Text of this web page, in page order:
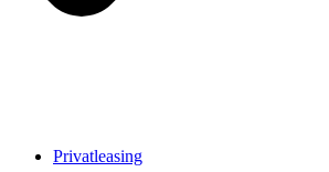
Privatleasing